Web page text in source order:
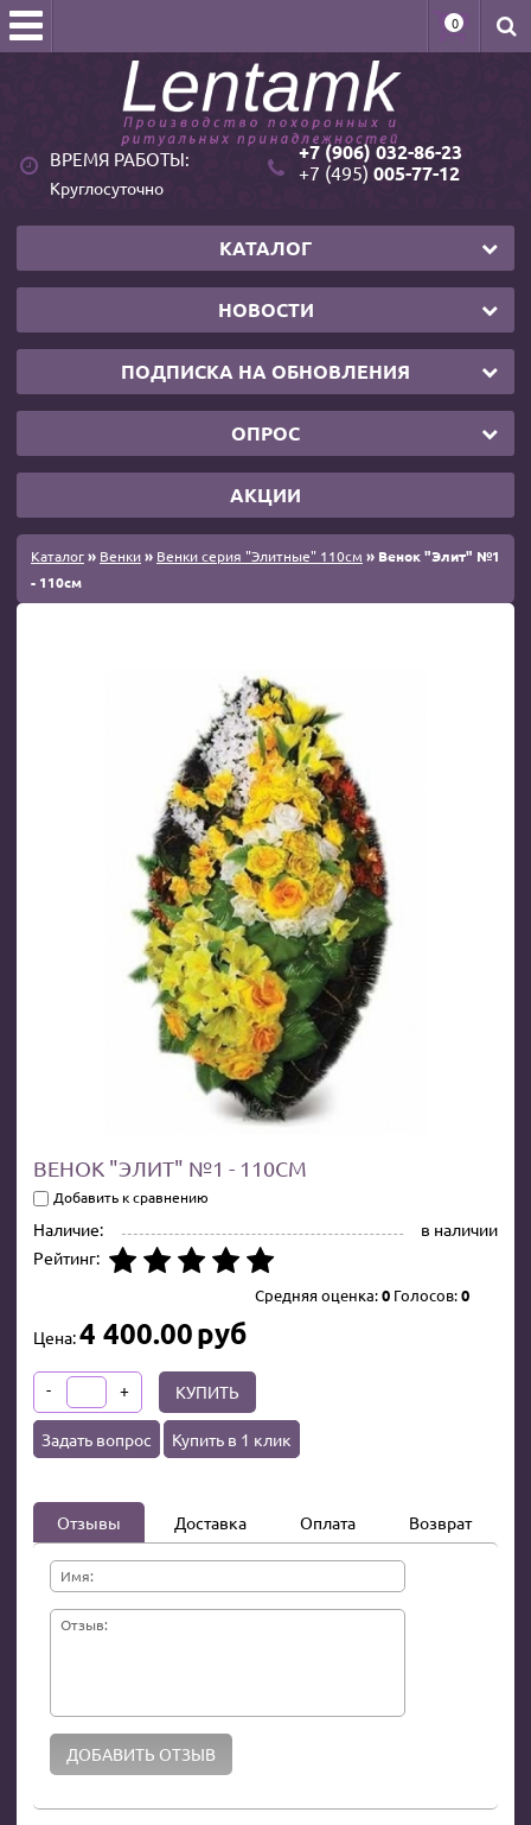
0
ВРЕМЯ РАБОТЫ:
Круглосуточно
+7 (906) 032-86-23
+7 (495) 005-77-12
КАТАЛОГ
НОВОСТИ
ПОДПИСКА НА ОБНОВЛЕНИЯ
ОПРОС
АКЦИИ
Каталог» Венки» Венки серия "Элитные" 110см » Венок "Элит" №1
- 110см
ВЕНОК "ЭЛИТ" №1 - 110СМ
Добавить к сравнению
Наличие:
в наличии
Рейтинг:
Средняя оценка:0 Голосов:0
Цена:4 400.00руб
- + КУПИТЬ
Задать вопрос Купить в 1 клик
Отзывы Доставка Оплата Возврат
Имя:
Отзыв: